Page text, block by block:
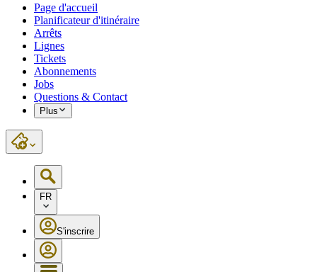
Page d'accueil
Planificateur d'itinéraire
Arrêts
Lignes
Tickets
Abonnements
Jobs
Questions & Contact
Plus
FR
S'inscrire